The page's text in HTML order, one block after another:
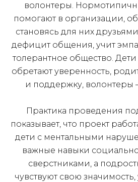
волонтеры.
помогают в организации,
становясь для них
дефицит общения, учит
толерантное общество.
обретают уверенность,
и поддержку, волонтеры
Практика проведения
показывает, что проект
дети с ментальными
важные навыки
сверстниками, а
чувствуют свою